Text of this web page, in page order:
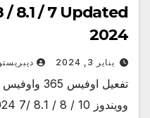
8.1 / 7 Updated
2024
يناير 3, 2024